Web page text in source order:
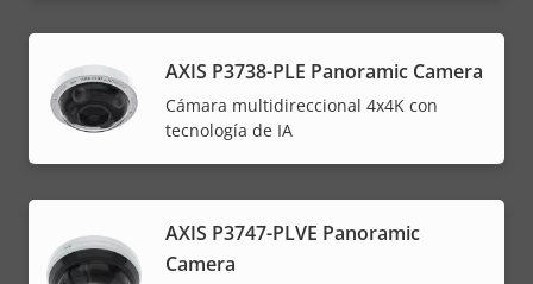
AXIS P3738-PLE Panoramic Camera
Cámara multidireccional 4x4K con
tecnología de IA
AXIS P3747-PLVE Panoramic
Camera